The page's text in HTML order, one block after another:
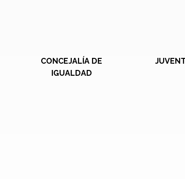
CONCEJALÍA DE
IGUALDAD